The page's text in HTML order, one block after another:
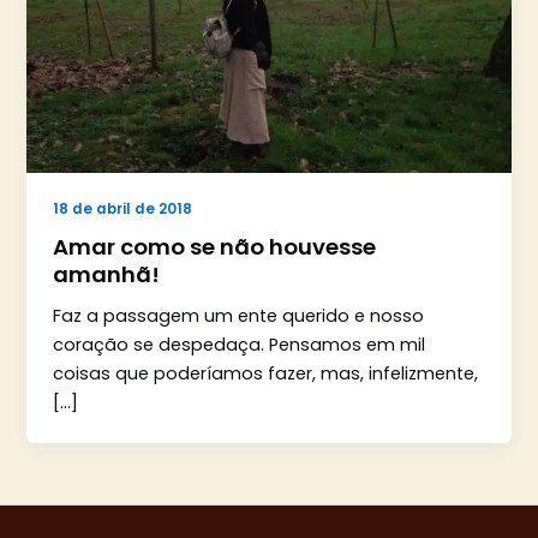
18 de abril de 2018
Amar como se não houvesse
amanhã!
Faz a passagem um ente querido e nosso
coração se despedaça. Pensamos em mil
coisas que poderíamos fazer, mas, infelizmente,
[…]